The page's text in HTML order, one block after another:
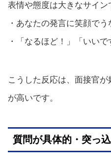
表情や態度は大きなサイン
・あなたの発言に笑顔でう
・「なるほど！」「いい
こうした反応は、面接官
が高いです。
質問が具体的・突っ